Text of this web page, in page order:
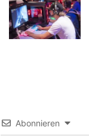
Abonnieren